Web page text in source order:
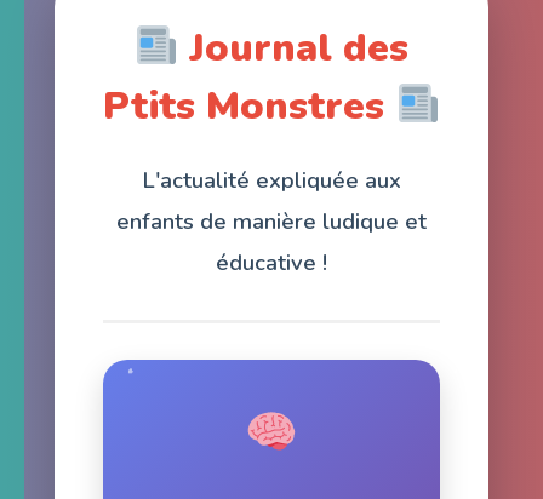
Journal des
Ptits Monstres
L'actualité expliquée aux
enfants de manière ludique et
éducative !